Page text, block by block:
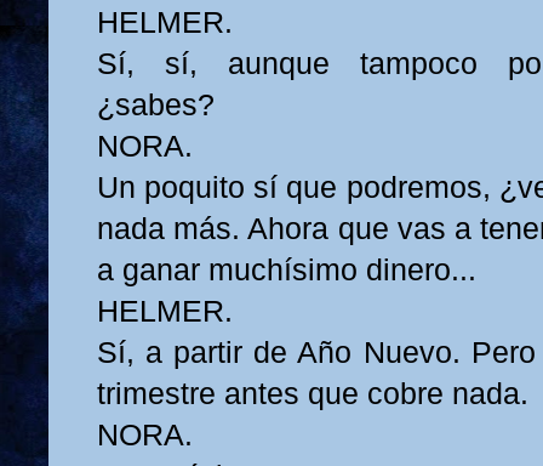
HELMER.
Sí, sí, aunque tampoco
¿sabes?
NORA.
Un poquito sí que podremos,
nada más. Ahora que vas a
a ganar muchísimo dinero...
HELMER.
Sí, a partir de Año Nuevo.
trimestre antes que cobre nada.
NORA.